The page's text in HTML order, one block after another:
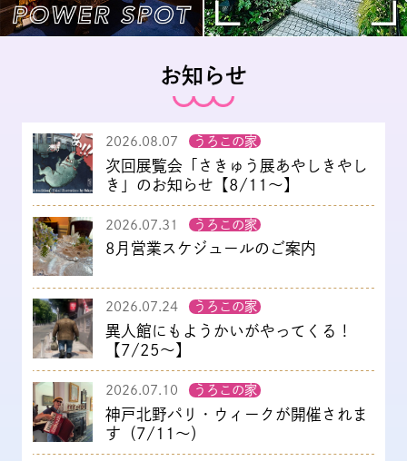
お知らせ
2026.08.07 うろこの家
次回展覧会「さきゅう展あやしきやし
き」のお知らせ【8/11～】
2026.07.31 うろこの家
8月営業スケジュールのご案内
2026.07.24 うろこの家
異人館にもようかいがやってくる！
【7/25～】
2026.07.10 うろこの家
神戸北野パリ・ウィークが開催されま
す（7/11～）